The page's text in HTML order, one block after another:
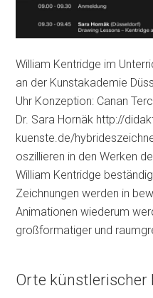
William Kentridge im
an der Kunstakademie
Uhr Konzeption: Canan
Dr. Sara Hornäk http://
kuenste.de/
oszillieren in den Werken
William Kentridge
Zeichnungen werden in
Animationen wiederum
großformatiger und
Orte künstlerischer